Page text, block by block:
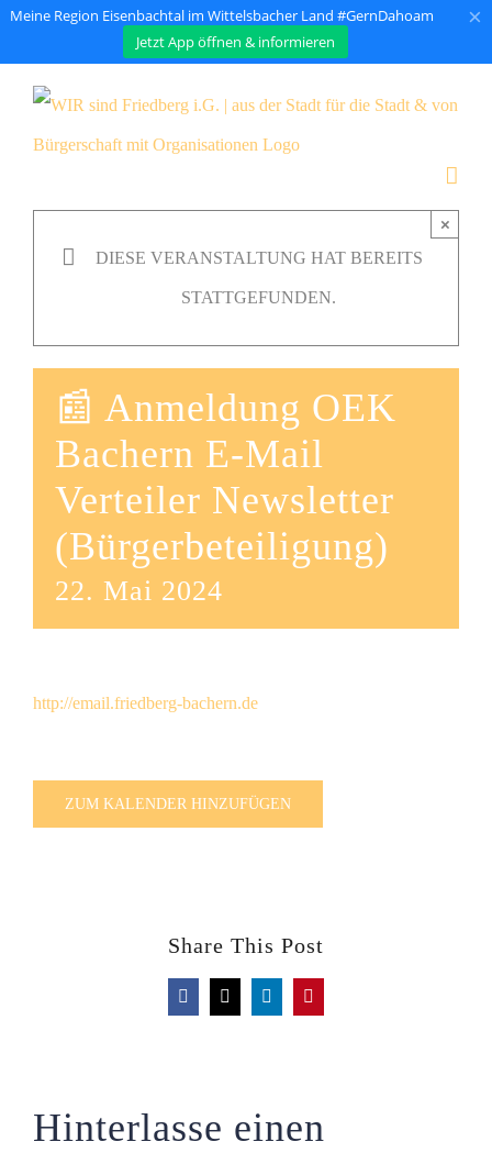
Meine Region Eisenbachtal im Wittelsbacher Land #GernDahoam
Jetzt App öffnen & informieren
×
DIESE VERANSTALTUNG HAT BEREITS
STATTGEFUNDEN.
×
📰 Anmeldung OEK
Bachern E-Mail
Verteiler Newsletter
(Bürgerbeteiligung)
22. Mai 2024
http://email.friedberg-bachern.de
ZUM KALENDER HINZUFÜGEN
Share This Post
Facebook
X LinkedInPinterest
Hinterlasse einen